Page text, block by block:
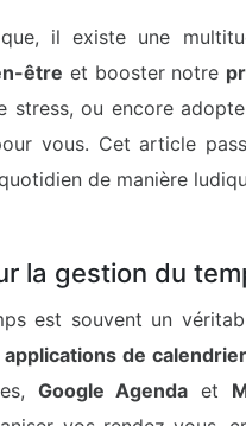
il existe une
être et booster notre
stress, ou encore
vous. Cet article
de manière
la gestion du
est souvent un
applications de calendrier
Google Agenda et